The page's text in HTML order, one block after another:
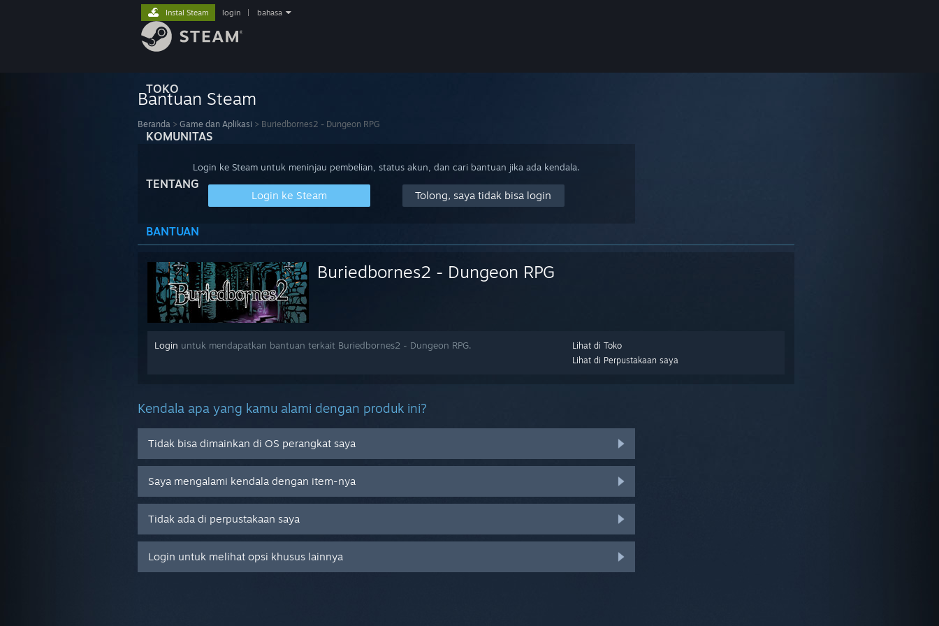
TOKO
KOMUNITAS
TENTANG
BANTUAN
Instal Steam login bahasa
Bantuan Steam
Beranda > Game dan Aplikasi > Buriedbornes2 - Dungeon RPG
Login ke Steam untuk meninjau pembelian, status akun, dan cari bantuan jika ada kendala.
Login ke Steam Tolong, saya tidak bisa login
Buriedbornes2 - Dungeon RPG
Lihat di Toko
Lihat di Perpustakaan saya
Login untuk mendapatkan bantuan terkait Buriedbornes2 - Dungeon RPG.
Kendala apa yang kamu alami dengan produk ini?
Tidak bisa dimainkan di OS perangkat saya
Saya mengalami kendala dengan item-nya
Tidak ada di perpustakaan saya
Login untuk melihat opsi khusus lainnya